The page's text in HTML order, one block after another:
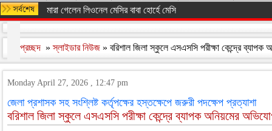
মারা গেলেন লিওনেল মেসির বাবা হোর্হে মেসি
প্রচ্ছদ »স্লাইডার নিউজ » বরিশাল জিলা স্কুলে এসএসসি পরীক্ষা কেন্দ্রে
Monday April 27, 2026 , 12:47 pm
জেলা প্রশাসক সহ সংশ্লিষ্ট কর্তৃপক্ষের হস্তক্ষেপে জরুরী পদক্ষেপ প্রত্যাশা
বরিশাল জিলা স্কুলে এসএসসি পরীক্ষা কেন্দ্রে ব্যাপক অনিয়মের